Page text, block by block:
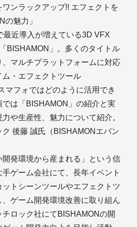
ワンラックアップ!! エフェクトを
の魅力」
最近導入が増えている3D VFX
BISHAMON」。多くのタイトル
マルチプラットフォームに対応
ム・エフェクトツール
マフォではどのように活用でき
は「BISHAMON」の紹介と実
や生産性、魅力について紹介。
後藤 誠氏（BISHAMONエバン
開発環境から産まれる」という信
ゲーム会社にて、長年イベント
トシーンツールやエフェクトツ
ゲーム開発環境改善に取り組ん
ロック社にてBISHAMONの開